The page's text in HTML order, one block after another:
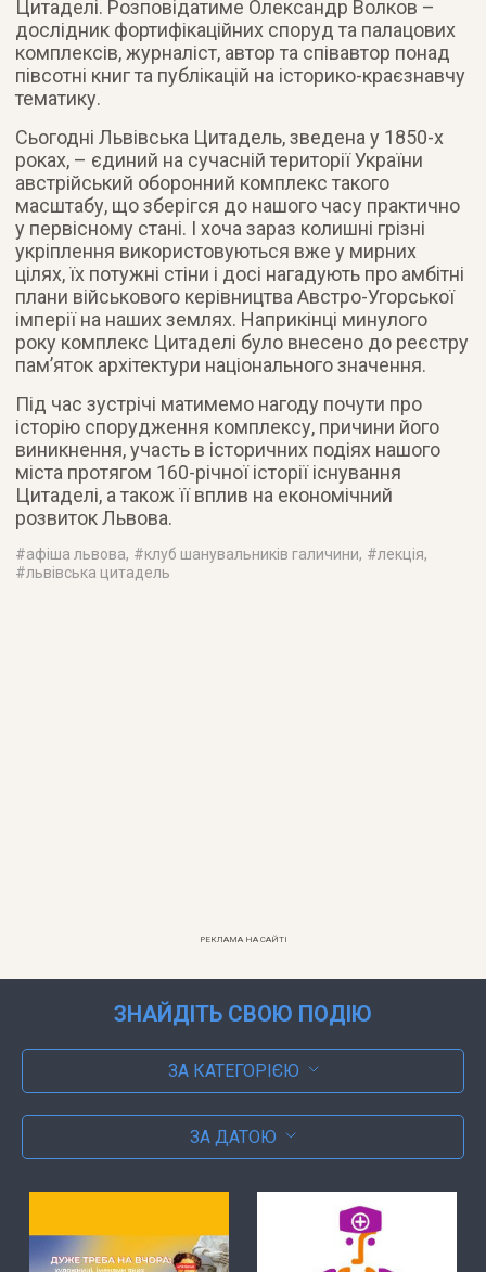
Цитаделі. Розповідатиме Олександр Волков –
дослідник фортифікаційних споруд та палацових
комплексів, журналіст, автор та співавтор понад
півсотні книг та публікацій на історико-краєзнавчу
тематику.
Сьогодні Львівська Цитадель, зведена у 1850-х
роках, – єдиний на сучасній території України
австрійський оборонний комплекс такого
масштабу, що зберігся до нашого часу практично
у первісному стані. І хоча зараз колишні грізні
укріплення використовуються вже у мирних
цілях, їх потужні стіни і досі нагадують про амбітні
плани військового керівництва Австро-Угорської
імперії на наших землях. Наприкінці минулого
року комплекс Цитаделі було внесено до реєстру
пам’яток архітектури національного значення.
Під час зустрічі матимемо нагоду почути про
історію спорудження комплексу, причини його
виникнення, участь в історичних подіях нашого
міста протягом 160-річної історії існування
Цитаделі, а також її вплив на економічний
розвиток Львова.
#афіша львова, #клуб шанувальників галичини, #лекція,
#львівська цитадель
РЕКЛАМА НА САЙТІ
ЗНАЙДІТЬ СВОЮ ПОДІЮ
ЗА КАТЕГОРІЄЮ
ЗА ДАТОЮ